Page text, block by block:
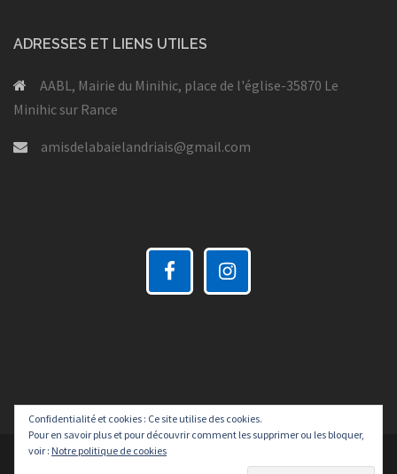
ADRESSES ET LIENS UTILES
AABL, Mairie du Minihic, place de l'église-35870 Le
Minihic sur Rance
amisdelabaielandriais@gmail.com
Fièrement propulsé par WordPress Thème :Sydneypar
Confidentialité et cookies : Ce site utilise des cookies.
Pour en savoir plus et pour découvrir comment les supprimer ou les bloquer,
voir : Notre politique de cookies